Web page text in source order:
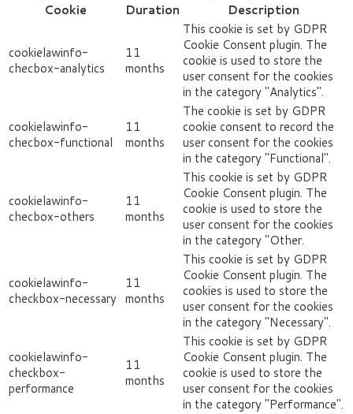
Cookie
Duration Description
cookielawinfo-
checbox-analytics
11
months
This cookie is set by GDPR
Cookie Consent plugin. The
cookie is used to store the
user consent for the cookies
in the category "Analytics".
cookielawinfo-
checbox-functional
11
months
The cookie is set by GDPR
cookie consent to record the
user consent for the cookies
in the category "Functional".
cookielawinfo-
checbox-others
11
months
This cookie is set by GDPR
Cookie Consent plugin. The
cookie is used to store the
user consent for the cookies
in the category "Other.
cookielawinfo-
checkbox-necessary
11
months
This cookie is set by GDPR
Cookie Consent plugin. The
cookies is used to store the
user consent for the cookies
in the category "Necessary".
cookielawinfo-
checkbox-
performance
11
months
This cookie is set by GDPR
Cookie Consent plugin. The
cookie is used to store the
user consent for the cookies
in the category "Performance".